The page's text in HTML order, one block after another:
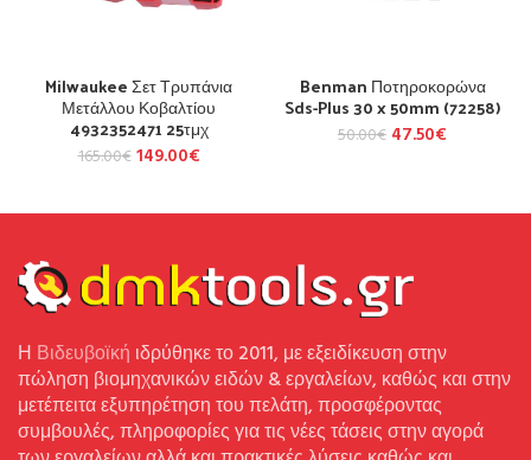
Milwaukee Σετ Τρυπάνια
Μετάλλου Κοβαλτίου
4932352471 25τμχ
165.00€ 149.00€
Benman Ποτηροκορώνα
Sds-Plus 30 x 50mm (72258)
50.00€ 47.50€
Η Βιδευβοϊκή ιδρύθηκε το 2011, με εξειδίκευση στην
πώληση βιομηχανικών ειδών & εργαλείων, καθώς και στην
μετέπειτα εξυπηρέτηση του πελάτη, προσφέροντας
συμβουλές, πληροφορίες για τις νέες τάσεις στην αγορά